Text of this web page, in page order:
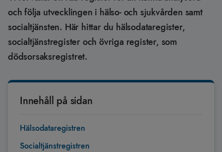
och följa utvecklingen i hälso- och sjukvården samt
socialtjänsten. Här hittar du hälsodataregister,
socialtjänstregister och övriga register, som
dödsorsaksregistret.
Innehåll på sidan
Hälsodataregistren
Socialtjänstregistren